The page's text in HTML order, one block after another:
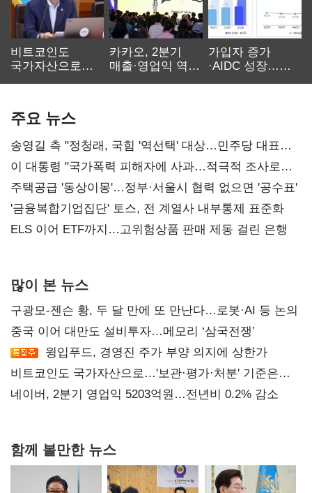
비트코인도
국가자산으로…'
카카오, 2분기
매출·영업익 역대
가입자 증가
·AIDC 성장…
주요 뉴스
송영길 측 "정청래, 국힘 '역선택' 대상…민주당 대표로
총선 지휘 못해"
이 대통령 "국가폭력 피해자에 사과…적극적 조사로
진실 밝혀야"
주택공급 '동상이몽'…정부·서울시 협력 없으면 '공수표'
'금융복합기업집단' 토스, 전 계열사 내부통제 표준화
ELS 이어 ETF까지…고위험상품 판매 제동 걸린 은행
많이 본 뉴스
구광모-젠슨 황, 두 달 만에 또 만난다…로봇·AI 등 논의
중국 이어 대만도 설비투자…메모리 ‘삼국전쟁’
윙입푸드, 경영진 주가 부양 의지에 상한가
비트코인도 국가자산으로…'보관·평가·처분' 기준은
숙제
네이버, 2분기 영업익 5203억원…전년비 0.2% 감소
함께 볼만한 뉴스